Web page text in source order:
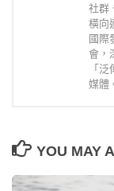
社群
橫向
國際
會，
「
媒體
YOU MAY